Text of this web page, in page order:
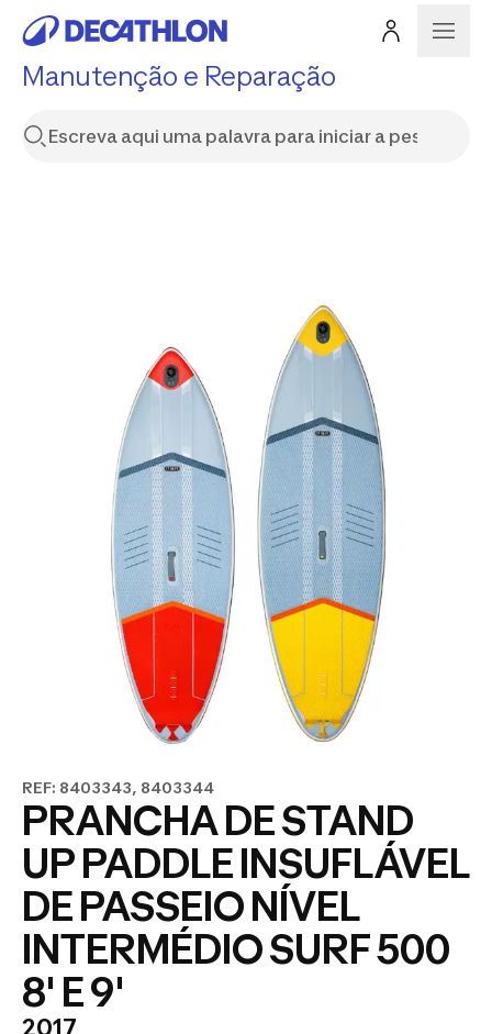
Manutenção e Reparação
REF: 8403343, 8403344
PRANCHA DE STAND
UP PADDLE INSUFLÁVEL
DE PASSEIO NÍVEL
INTERMÉDIO SURF 500
8' E 9'
2017